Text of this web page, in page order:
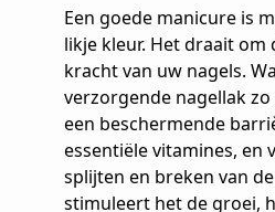
Een goede manicure is
likje kleur. Het draait om
kracht van uw nagels.
verzorgende nagellak
een beschermende
essentiële vitamines, en
splijten en breken van
stimuleert het de groei,